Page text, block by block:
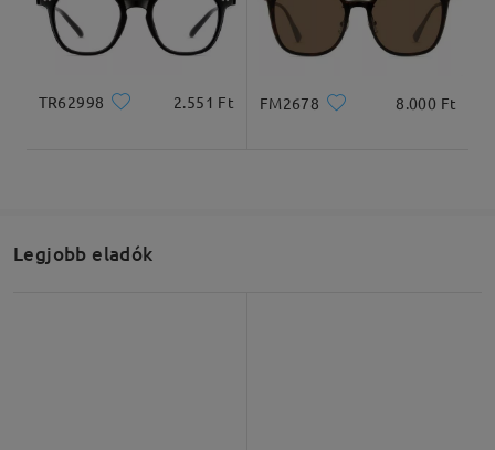
Teljes szélesség Szárhossz
TR62998 2.551 Ft FM2678 8.000 Ft
Legjobb eladók